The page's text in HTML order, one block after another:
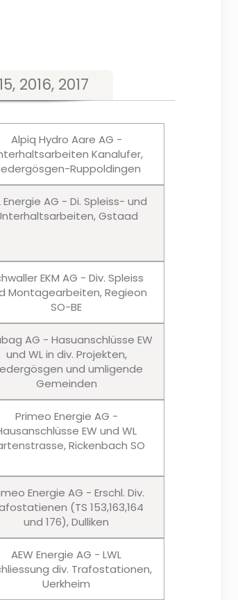
2016, 2017
Alpiq Hydro Aare AG -
Kanalufer,
Ruppoldingen
Energie AG - Di. Spleiss- und
Gstaad
EKM AG - Div. Spleiss
Montagearbeiten, Regieon
SO-BE
AG - Hasuanschlüsse EW
und WL in div. Projekten,
und umligende
Gemeinden
Primeo Energie AG -
EW und WL
Rickenbach SO
Energie AG - Erschl. Div.
(TS 153,163,164
und 176), Dulliken
AEW Energie AG - LWL
div. Trafostationen,
Uerkheim